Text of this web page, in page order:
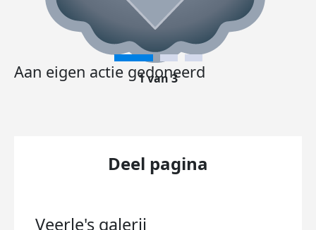
Aan eigen actie gedoneerd
1 van 3
Deel pagina
Veerle's galerij